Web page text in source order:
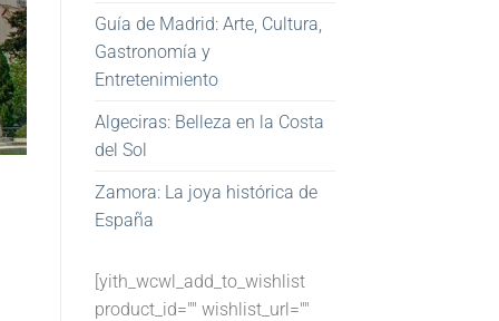
Guía de Madrid: Arte, Cultura,
Gastronomía y
Entretenimiento
Algeciras: Belleza en la Costa
del Sol
Zamora: La joya histórica de
España
[yith_wcwl_add_to_wishlist
product_id="" wishlist_url=""